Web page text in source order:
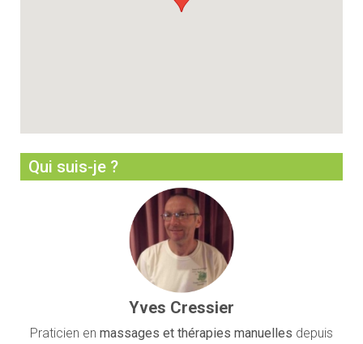
Qui suis-je ?
Yves Cressier
Praticien en massages et thérapies manuelles depuis